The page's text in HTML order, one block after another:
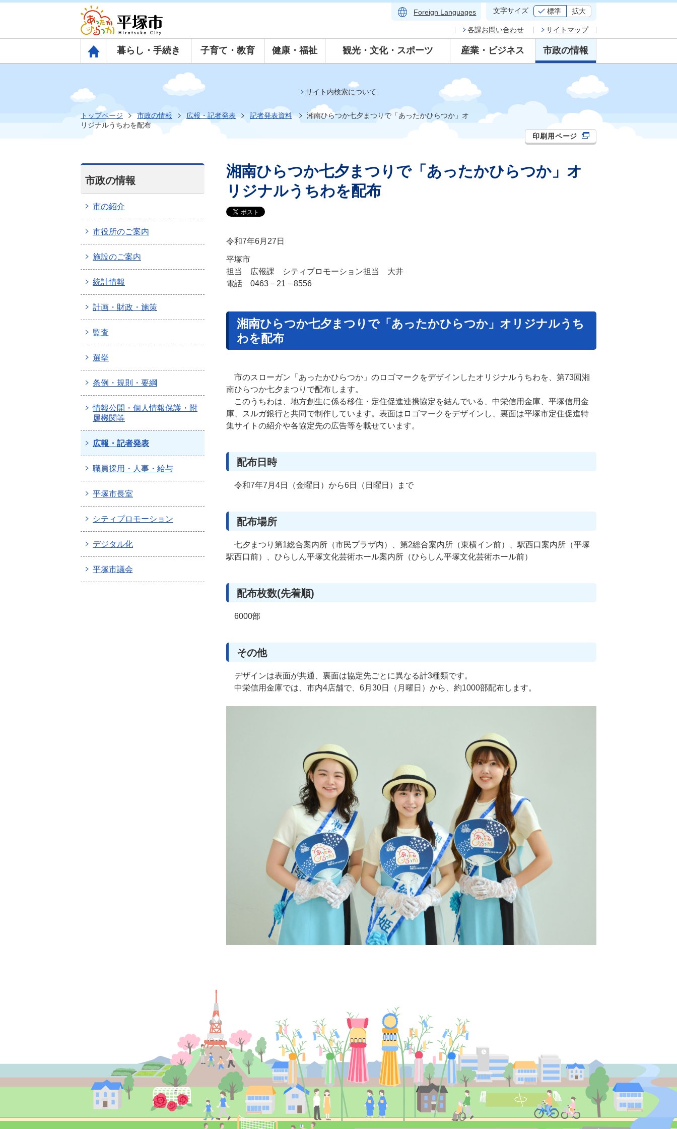
Foreign Languages 文字サイズ 標準 拡大
トップページ
暮らし・手続き 子育て・教育 健康・福祉 観光・文化・スポーツ 産業・ビジネス 市政の情報
各課お問い合わせ サイトマップ
サイト内検索について
トップページ 市政の情報 広報・記者発表 記者発表資料
湘南ひらつか七夕まつりで「あったかひらつか」オ
リジナルうちわを配布
湘南ひらつか七夕まつりで「あったかひらつか」オ
リジナルうちわを配布
印刷用ページ
令和7年6月27日
平塚市
担当 広報課 シティプロモーション担当 大井
電話 0463－21－8556
湘南ひらつか七夕まつりで「あったかひらつか」オリジナルうち
わを配布
市のスローガン「あったかひらつか」のロゴマークをデザインしたオリジナルうちわを、第73回湘
南ひらつか七夕まつりで配布します。
このうちわは、地方創生に係る移住・定住促進連携協定を結んでいる、中栄信用金庫、平塚信用金
庫、スルガ銀行と共同で制作しています。表面はロゴマークをデザインし、裏面は平塚市定住促進特
集サイトの紹介や各協定先の広告等を載せています。
配布日時
令和7年7月4日（金曜日）から6日（日曜日）まで
配布場所
七夕まつり第1総合案内所（市民プラザ内）、第2総合案内所（東横イン前）、駅西口案内所（平塚
駅西口前）、ひらしん平塚文化芸術ホール案内所（ひらしん平塚文化芸術ホール前）
配布枚数(先着順)
6000部
その他
デザインは表面が共通、裏面は協定先ごとに異なる計3種類です。
中栄信用金庫では、市内4店舗で、6月30日（月曜日）から、約1000部配布します。
市政の情報
市の紹介
市役所のご案内
施設のご案内
統計情報
計画・財政・施策
監査
選挙
条例・規則・要綱
情報公開・個人情報保護・附
属機関等
広報・記者発表
職員採用・人事・給与
平塚市長室
シティプロモーション
デジタル化
平塚市議会